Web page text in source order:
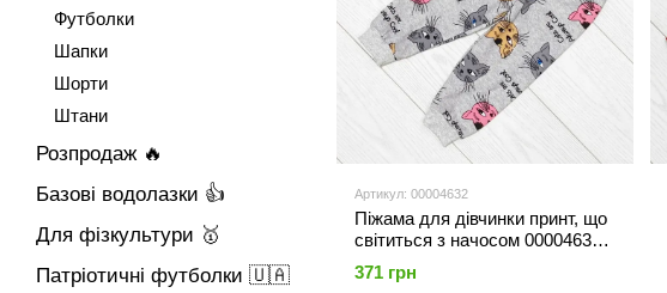
Артикул: 00004632
Піжама для дівчинки принт, що
світиться з начосом 00004632,
110-116 см, 5 років
371 грн
Футболки
Шапки
Шорти
Штани
Розпродаж 🔥
Базові водолазки 👍
Для фізкультури 🥇
Патріотичні футболки 🇺🇦